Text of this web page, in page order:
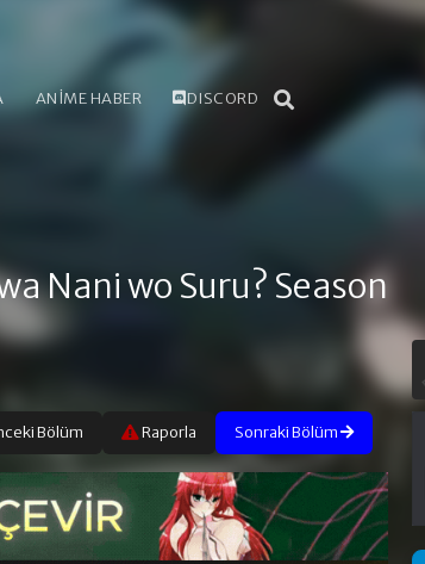
ANİME HABER DISCORD
Nani wo Suru? Season
Bölüm Raporla Sonraki Bölüm